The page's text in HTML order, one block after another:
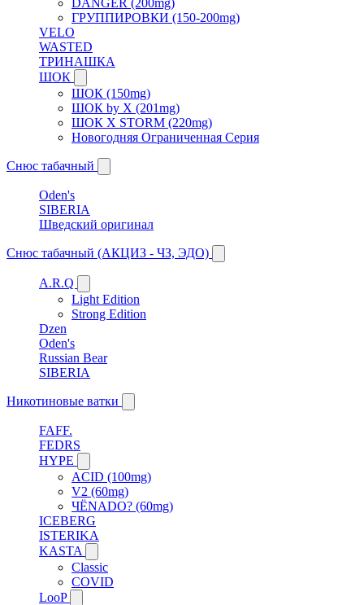
ГРУППИРОВКИ (150-200mg)
VELO
WASTED
ТРИНАШКА
ШОК
ШОК (150mg)
ШОК by X (201mg)
ШОК X STORM (220mg)
Новогодняя Ограниченная Серия
Снюс табачный
Oden's
SIBERIA
Шведский оригинал
Снюс табачный (АКЦИЗ - ЧЗ, ЭДО)
A.R.Q
Light Edition
Strong Edition
Dzen
Oden's
Russian Bear
SIBERIA
Никотиновые ватки
FAFF.
FEDRS
HYPE
ACID (100mg)
V2 (60mg)
ЧЁNADO? (60mg)
ICEBERG
ISTERIKA
KASTA
Classic
COVID
LooP